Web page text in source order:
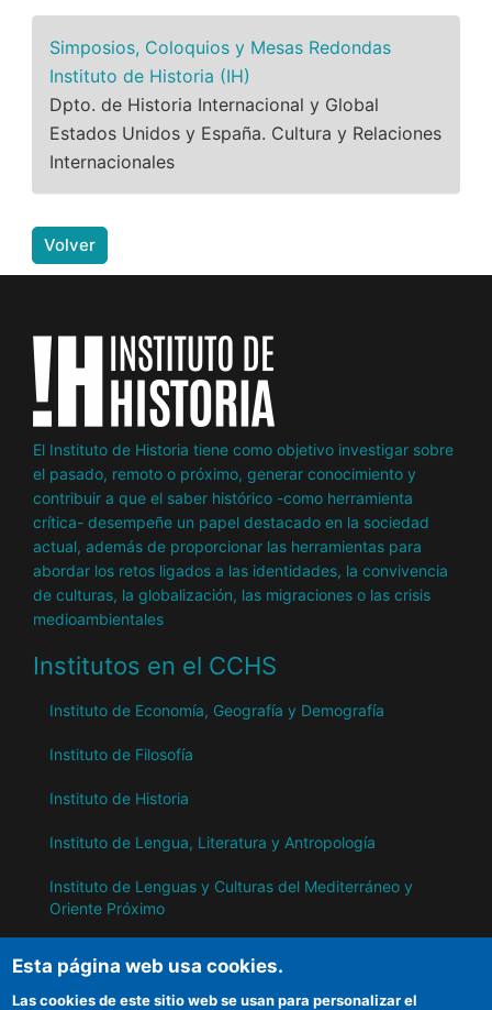
Simposios, Coloquios y Mesas Redondas
Instituto de Historia (IH)
Dpto. de Historia Internacional y Global
Estados Unidos y España. Cultura y Relaciones
Internacionales
Volver
El Instituto de Historia tiene como objetivo investigar sobre
el pasado, remoto o próximo, generar conocimiento y
contribuir a que el saber histórico -como herramienta
crítica- desempeñe un papel destacado en la sociedad
actual, además de proporcionar las herramientas para
abordar los retos ligados a las identidades, la convivencia
de culturas, la globalización, las migraciones o las crisis
medioambientales
Institutos en el CCHS
Instituto de Economía, Geografía y Demografía
Instituto de Filosofía
Instituto de Historia
Instituto de Lengua, Literatura y Antropología
Instituto de Lenguas y Culturas del Mediterráneo y
Oriente Próximo
Esta página web usa cookies.
Las cookies de este sitio web se usan para personalizar el